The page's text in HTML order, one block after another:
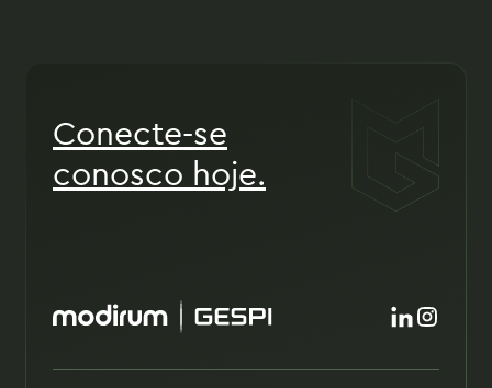
Conecte-se
conosco hoje.